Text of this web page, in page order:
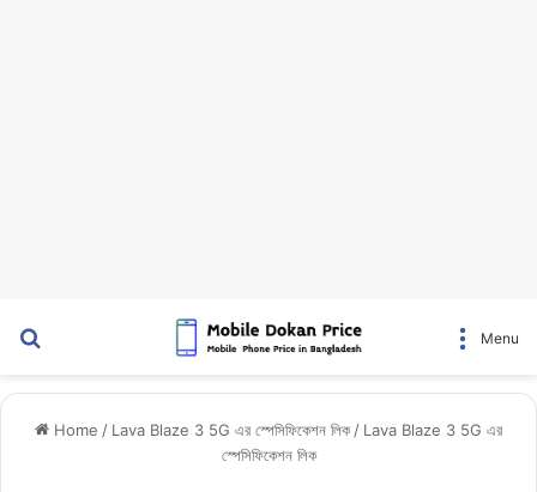
Menu
Home / Lava Blaze 3 5G এর স্পেসিফিকেশন লিক / Lava Blaze 3 5G এর
স্পেসিফিকেশন লিক